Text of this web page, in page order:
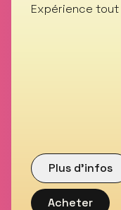
Expérience
Plus d’infos
Acheter